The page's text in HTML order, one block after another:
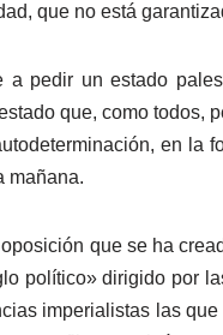
que no está
a pedir un estado
que, como todos,
en la
mañana.
que se ha
político» dirigido por
imperialistas las